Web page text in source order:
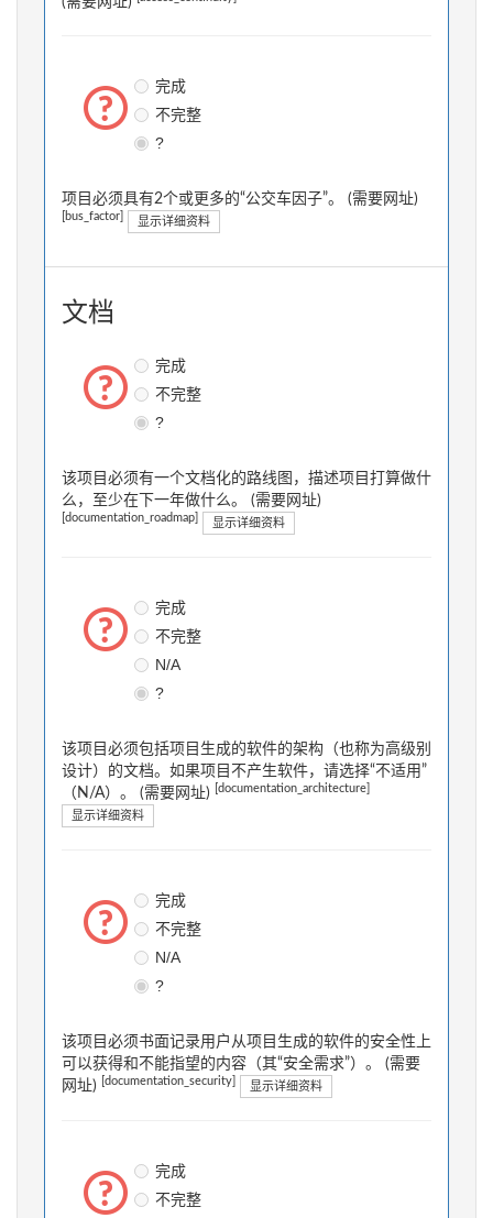
完成
不完整
?
项目必须具有2个或更多的“公交车因子”。 (需要网址)
[bus_factor] 显示详细资料
文档
完成
不完整
?
该项目必须有一个文档化的路线图，描述项目打算做什
么，至少在下一年做什么。 (需要网址)
[documentation_roadmap] 显示详细资料
完成
不完整
N/A
?
该项目必须包括项目生成的软件的架构（也称为高级别
设计）的文档。如果项目不产生软件，请选择“不适用”
（N/A）。 (需要网址)
[documentation_architecture]
显示详细资料
完成
不完整
N/A
?
该项目必须书面记录用户从项目生成的软件的安全性上
可以获得和不能指望的内容（其“安全需求”）。 (需要
网址)
[documentation_security] 显示详细资料
完成
不完整